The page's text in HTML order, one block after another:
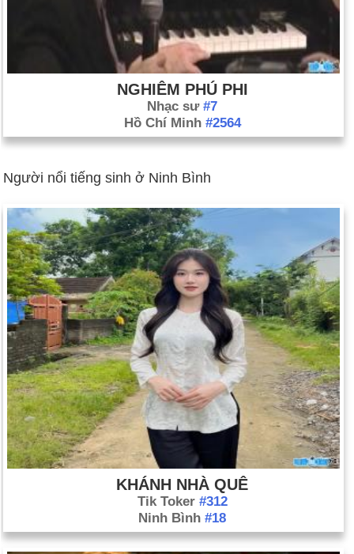
NGHIÊM PHÚ PHI
Nhạc sư #7
Hồ Chí Minh #2564
Người nổi tiếng sinh ở Ninh Bình
KHÁNH NHÀ QUÊ
Tik Toker #312
Ninh Bình #18